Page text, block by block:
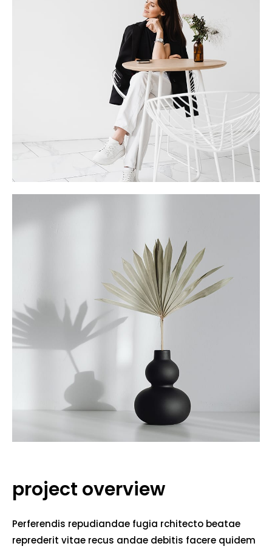
Perferendis repudiandae fugia rchitecto beatae
reprederit vitae recus andae debitis facere quidem
project overview